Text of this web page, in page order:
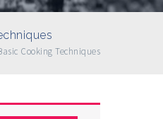
Cooking Techniques